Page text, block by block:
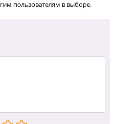
пользователям в выборе.